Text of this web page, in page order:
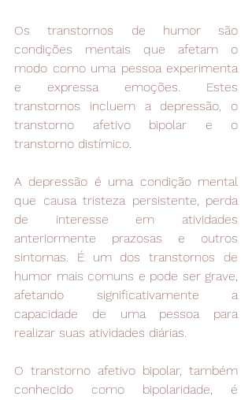
Os transtornos de humor são
condições mentais que afetam o
modo como uma pessoa experimenta
e expressa emoções. Estes
transtornos incluem a depressão, o
transtorno afetivo bipolar e o
transtorno distímico.
A depressão é uma condição mental
que causa tristeza persistente, perda
de interesse em atividades
anteriormente prazosas e outros
sintomas. É um dos transtornos de
humor mais comuns e pode ser grave,
afetando significativamente a
capacidade de uma pessoa para
realizar suas atividades diárias.
O transtorno afetivo bipolar, também
conhecido como bipolaridade, é